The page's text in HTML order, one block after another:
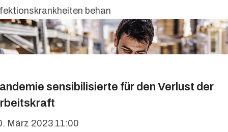
behan
sensibilisierte für den Verlust der
März 2023 11:00